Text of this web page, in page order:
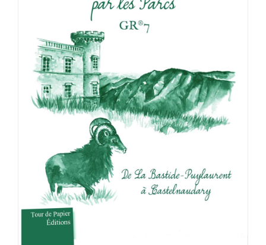
ACHETER LE PRODUIT / DÉTAILS